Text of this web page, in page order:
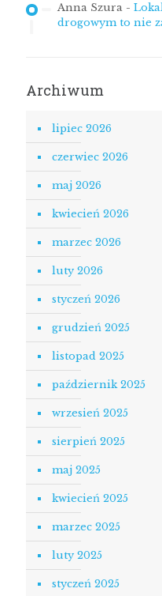
Anna Szura -
drogowym to nie
Archiwum
lipiec 2026
czerwiec 2026
maj 2026
kwiecień 2026
marzec 2026
luty 2026
styczeń 2026
grudzień 2025
listopad 2025
październik 2025
wrzesień 2025
sierpień 2025
maj 2025
kwiecień 2025
marzec 2025
luty 2025
styczeń 2025